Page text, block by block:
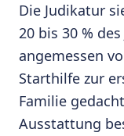
Die Judikatur
20 bis 30 %
angemessen
Starthilfe zur
Familie
Ausstattung